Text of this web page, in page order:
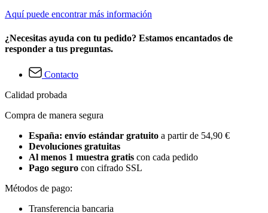
Aquí puede encontrar más información
¿Necesitas ayuda con tu pedido? Estamos encantados de
responder a tus preguntas.
Contacto
Calidad probada
Compra de manera segura
España: envío estándar gratuito a partir de 54,90 €
Devoluciones gratuitas
Al menos 1 muestra gratis con cada pedido
Pago seguro con cifrado SSL
Métodos de pago:
Transferencia bancaria